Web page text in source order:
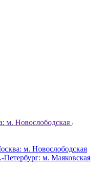
м. Новослободская
м. Новослободская
Петербург: м. Маяковская